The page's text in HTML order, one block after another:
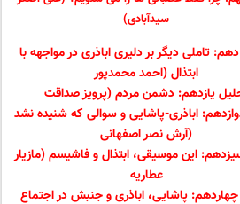
سیدآبادی)
تاملی دیگر بر دلیری اباذری در مواجهه با
ابتذال (احمد محمدپور
یازدهم: دشمن مردم (پرویز صداقت
اباذری-پاشایی و سوالی که شنیده نشد
(آرش نصر اصفهانی
این موسیقی، ابتذال و فاشیسم (مازیار
عطاریه
پاشایی، اباذری و جنبش در اجتماع